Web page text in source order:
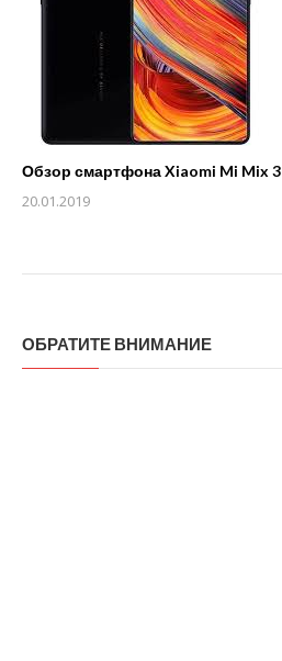
Обзор смартфона Xiaomi Mi Mix 3
20.01.2019
ОБРАТИТЕ ВНИМАНИЕ